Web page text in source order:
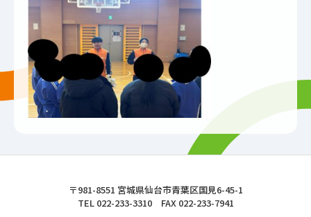
東北文化学園大学
〒981-8551 宮城県仙台市青葉区国見6-45-1
TEL 022-233-3310 FAX 022-233-7941